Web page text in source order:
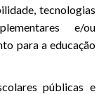
tecnologias
e/ou
para a educação
públicas e